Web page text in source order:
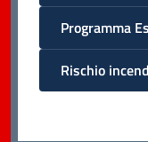
Programma
Rischio